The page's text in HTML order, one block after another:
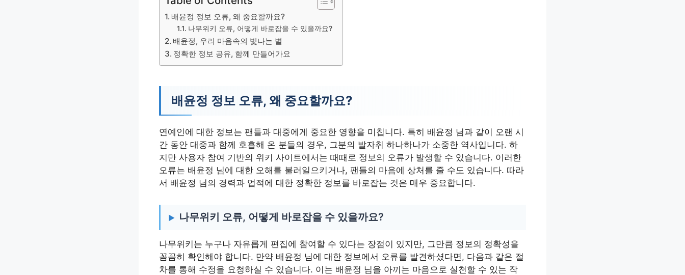
배윤정 정보 오류, 왜 중요할까요?
나무위키 오류, 어떻게 바로잡을 수 있을까요?
배윤정, 우리 마음속의 빛나는 별
정확한 정보 공유, 함께 만들어가요
배윤정 정보 오류, 왜 중요할까요?
연예인에 대한 정보는 팬들과 대중에게 중요한 영향을 미칩니다. 특히 배윤정 님과 같이 오랜 시
간 동안 대중과 함께 호흡해 온 분들의 경우, 그분의 발자취 하나하나가 소중한 역사입니다. 하
지만 사용자 참여 기반의 위키 사이트에서는 때때로 정보의 오류가 발생할 수 있습니다. 이러한
오류는 배윤정 님에 대한 오해를 불러일으키거나, 팬들의 마음에 상처를 줄 수도 있습니다. 따라
서 배윤정 님의 경력과 업적에 대한 정확한 정보를 바로잡는 것은 매우 중요합니다.
나무위키 오류, 어떻게 바로잡을 수 있을까요?
나무위키는 누구나 자유롭게 편집에 참여할 수 있다는 장점이 있지만, 그만큼 정보의 정확성을
꼼꼼히 확인해야 합니다. 만약 배윤정 님에 대한 정보에서 오류를 발견하셨다면, 다음과 같은 절
차를 통해 수정을 요청하실 수 있습니다. 이는 배윤정 님을 아끼는 마음으로 실천할 수 있는 작